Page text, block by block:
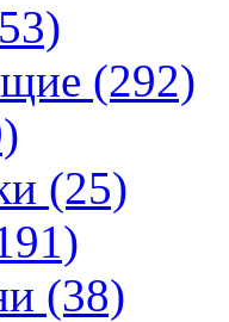
(292)
(25)
(38)